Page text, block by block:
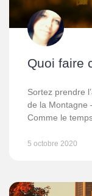
Quoi faire
Sortez prendre
de la Montagne
Comme le
5 octobre 2020